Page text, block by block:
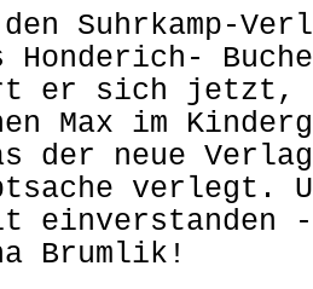
den Suhrkamp-
Honderich-
er sich jetzt,
Max im
der neue
verlegt.
einverstanden
Brumlik!